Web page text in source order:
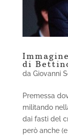
di
da Giovanni
Premessa
militando
dai fasti del
però anche